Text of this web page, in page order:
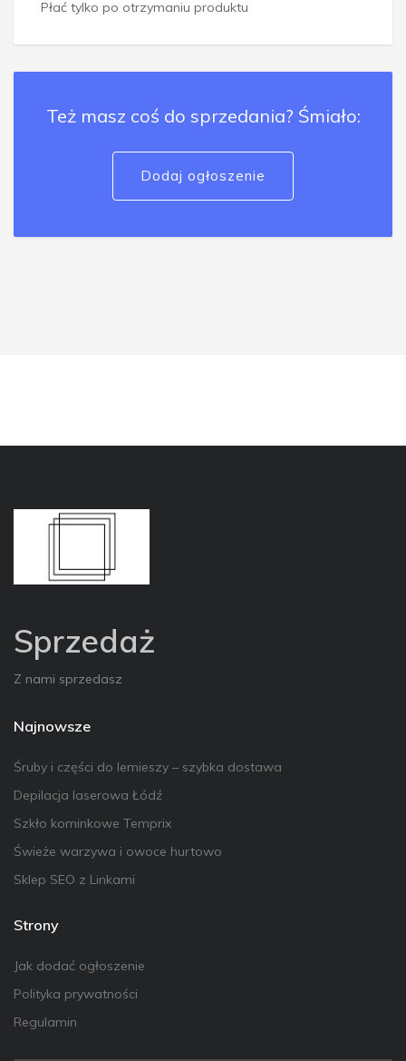
Płać tylko po otrzymaniu produktu
Też masz coś do sprzedania? Śmiało:
Dodaj ogłoszenie
Sprzedaż
Z nami sprzedasz
Najnowsze
Śruby i części do lemieszy – szybka dostawa
Depilacja laserowa Łódź
Szkło kominkowe Temprix
Świeże warzywa i owoce hurtowo
Sklep SEO z Linkami
Strony
Jak dodać ogłoszenie
Polityka prywatności
Regulamin